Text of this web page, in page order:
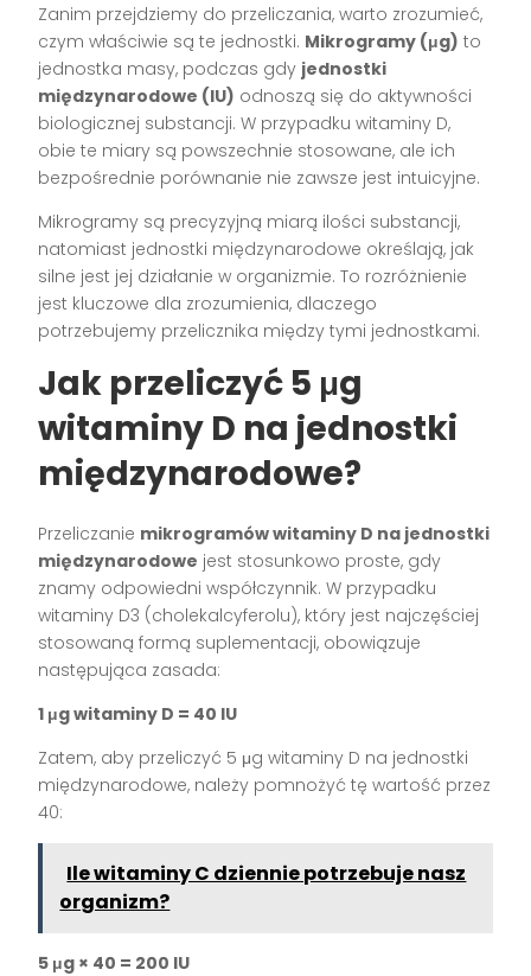
Zanim przejdziemy do przeliczania, warto zrozumieć,
czym właściwie są te jednostki. Mikrogramy (μg) to
jednostka masy, podczas gdy jednostki
międzynarodowe (IU) odnoszą się do aktywności
biologicznej substancji. W przypadku witaminy D,
obie te miary są powszechnie stosowane, ale ich
bezpośrednie porównanie nie zawsze jest intuicyjne.
Mikrogramy są precyzyjną miarą ilości substancji,
natomiast jednostki międzynarodowe określają, jak
silne jest jej działanie w organizmie. To rozróżnienie
jest kluczowe dla zrozumienia, dlaczego
potrzebujemy przelicznika między tymi jednostkami.
Jak przeliczyć 5 μg
witaminy D na jednostki
międzynarodowe?
Przeliczanie mikrogramów witaminy D na jednostki
międzynarodowe jest stosunkowo proste, gdy
znamy odpowiedni współczynnik. W przypadku
witaminy D3 (cholekalcyferolu), który jest najczęściej
stosowaną formą suplementacji, obowiązuje
następująca zasada:
1 μg witaminy D = 40 IU
Zatem, aby przeliczyć 5 μg witaminy D na jednostki
międzynarodowe, należy pomnożyć tę wartość przez
40:
Ile witaminy C dziennie potrzebuje nasz
organizm?
5 μg × 40 = 200 IU